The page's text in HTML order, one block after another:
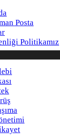
Posta
Politikamız